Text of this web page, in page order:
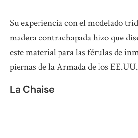
Su experiencia con el modelado
madera contrachapada hizo que
este material para las férulas de
piernas de la Armada de los EE.UU.
La Chaise